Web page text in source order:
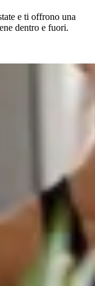
e ti offrono una
dentro e fuori.